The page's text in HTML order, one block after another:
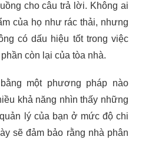
cho câu trả lời. Không ai
của họ như rác thải, nhưng
có dấu hiệu tốt trong việc
còn lại của tòa nhà.
một phương pháp nào
khả năng nhìn thấy những
lý của bạn ở mức độ chi
sẽ đảm bảo rằng nhà phân